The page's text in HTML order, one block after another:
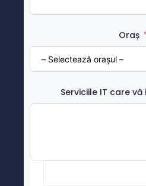
Oraș
Serviciile IT care